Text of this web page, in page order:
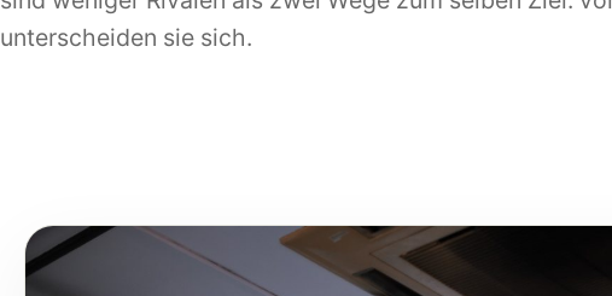
unterscheiden sie sich.